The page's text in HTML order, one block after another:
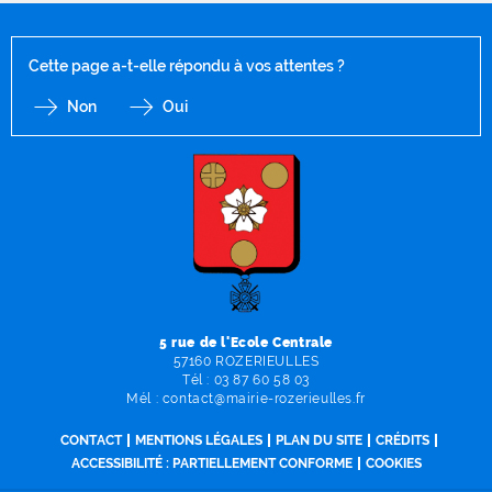
Cette page a-t-elle répondu à vos attentes ?
Non Oui
5 rue de l'Ecole Centrale
57160 ROZERIEULLES
Tél : 03 87 60 58 03
Mél : contact@mairie-rozerieulles.fr
CONTACT MENTIONS LÉGALES PLAN DU SITE
CRÉDITS
ACCESSIBILITÉ : PARTIELLEMENT CONFORME
COOKIES